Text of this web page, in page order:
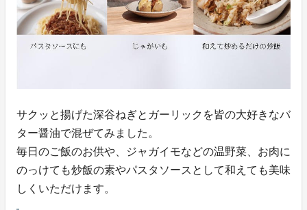
サクッと揚げた深谷ねぎとガーリックを皆の大好きなバ
ター醤油で混ぜてみました。
毎日のご飯のお供や、ジャガイモなどの温野菜、お肉に
のっけても炒飯の素やパスタソースとして和えても美味
しくいただけます。